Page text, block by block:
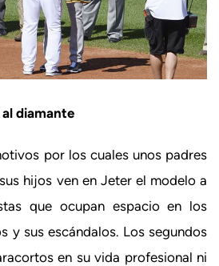
diamante
por los cuales unos padres
hijos ven en Jeter el modelo a
que ocupan espacio en los
y sus escándalos. Los segundos
en su vida profesional ni